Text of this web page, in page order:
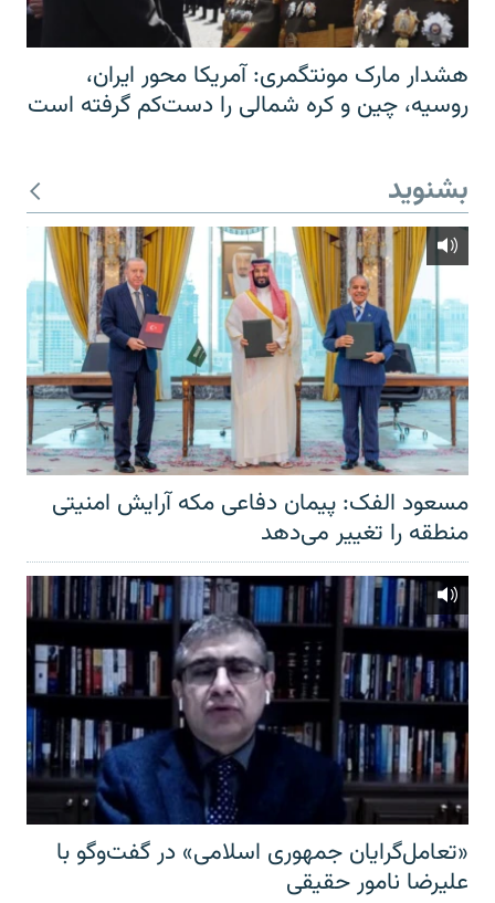
هشدار مارک مونتگمری: آمریکا محور ایران،
روسیه، چین و کره شمالی را دست‌کم گرفته است
بشنوید
مسعود الفک: پیمان دفاعی مکه آرایش امنیتی
منطقه را تغییر می‌دهد
«تعامل‌گرایان جمهوری اسلامی» در گفت‌وگو با
علیرضا نامور حقیقی